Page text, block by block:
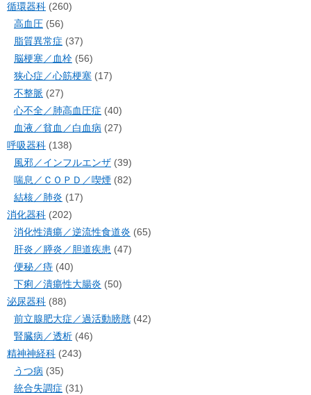
循環器科 (260)
高血圧 (56)
脂質異常症 (37)
脳梗塞／血栓 (56)
狭心症／心筋梗塞 (17)
不整脈 (27)
心不全／肺高血圧症 (40)
血液／貧血／白血病 (27)
呼吸器科 (138)
風邪／インフルエンザ (39)
喘息／ＣＯＰＤ／喫煙 (82)
結核／肺炎 (17)
消化器科 (202)
消化性潰瘍／逆流性食道炎 (65)
肝炎／膵炎／胆道疾患 (47)
便秘／痔 (40)
下痢／潰瘍性大腸炎 (50)
泌尿器科 (88)
前立腺肥大症／過活動膀胱 (42)
腎臓病／透析 (46)
精神神経科 (243)
うつ病 (35)
統合失調症 (31)